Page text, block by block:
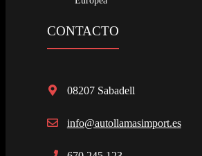
CONTACTO
08207 Sabadell
info@autollamasimport.es